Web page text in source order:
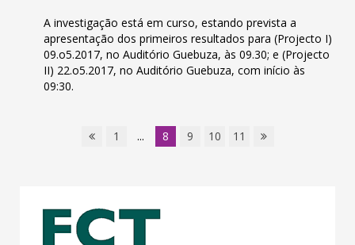
A investigação está em curso, estando prevista a
apresentação dos primeiros resultados para (Projecto I)
09.o5.2017, no Auditório Guebuza, às 09.30; e (Projecto
II) 22.o5.2017, no Auditório Guebuza, com início às
09:30.
1 ... 8 9 10 11